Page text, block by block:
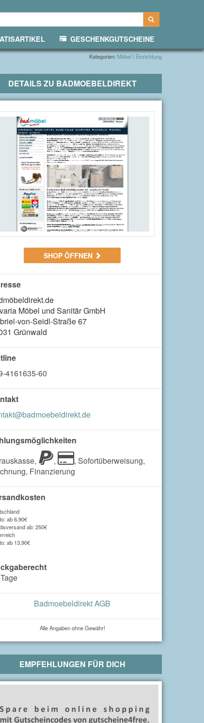
GESCHENKGUTSCHEINE
Kategorien: Möbel | Einrichtung
DETAILS ZU BADMOEBELDIREKT
SHOP ÖFFNEN
Möbel und Sanitär GmbH
von-Seidl-Straße 67
Grünwald
4161635-60
, , Sofortüberweisung,
Finanzierung
ab 6,90€
ab: 250€
ab 13,90€
Badmoebeldirekt AGB
Alle Angaben ohne Gewähr!
EMPFEHLUNGEN FÜR DICH